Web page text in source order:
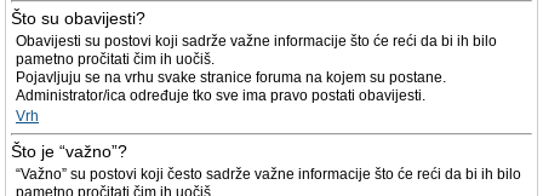
Što su obavijesti?
Obavijesti su postovi koji sadrže važne informacije što će reći da bi ih bilo
pametno pročitati čim ih uočiš.
Pojavljuju se na vrhu svake stranice foruma na kojem su postane.
Administrator/ica određuje tko sve ima pravo postati obavijesti.
Vrh
Što je “važno”?
“Važno” su postovi koji često sadrže važne informacije što će reći da bi ih bilo
pametno pročitati čim ih uočiš.